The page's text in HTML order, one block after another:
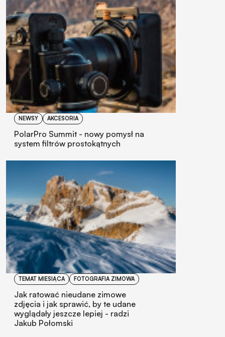
NEWSY AKCESORIA
PolarPro Summit - nowy pomysł na
system filtrów prostokątnych
TEMAT MIESIĄCA FOTOGRAFIA ZIMOWA
Jak ratować nieudane zimowe
zdjęcia i jak sprawić, by te udane
wyglądały jeszcze lepiej - radzi
Jakub Połomski